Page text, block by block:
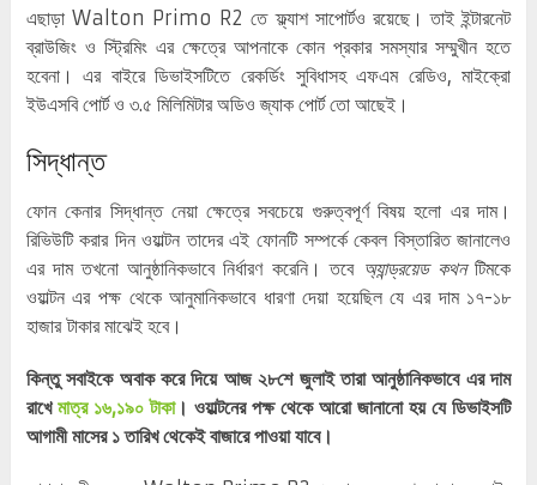
এছাড়া Walton Primo R2 তে ফ্ল্যাশ সাপোর্টও রয়েছে। তাই ইন্টারনেট
ব্রাউজিং ও স্ট্রিমিং এর ক্ষেত্রে আপনাকে কোন প্রকার সমস্যার সম্মুখীন হতে
হবেনা। এর বাইরে ডিভাইসটিতে রেকর্ডিং সুবিধাসহ এফএম রেডিও, মাইক্রো
ইউএসবি পোর্ট ও ৩.৫ মিলিমিটার অডিও জ্যাক পোর্ট তো আছেই।
সিদ্ধান্ত
ফোন কেনার সিদ্ধান্ত নেয়া ক্ষেত্রে সবচেয়ে গুরুত্বপূর্ণ বিষয় হলো এর দাম।
রিভিউটি করার দিন ওয়াল্টন তাদের এই ফোনটি সম্পর্কে কেবল বিস্তারিত জানালেও
এর দাম তখনো আনুষ্ঠানিকভাবে নির্ধারণ করেনি। তবে অ্যান্ড্রয়েড কথনটিমকে
ওয়াল্টন এর পক্ষ থেকে আনুমানিকভাবে ধারণা দেয়া হয়েছিল যে এর দাম ১৭-১৮
হাজার টাকার মাঝেই হবে।
কিন্তু সবাইকে অবাক করে দিয়ে আজ ২৮শে জুলাই তারা আনুষ্ঠানিকভাবে এর দাম
রাখে মাত্র ১৬,১৯০ টাকা। ওয়াল্টনের পক্ষ থেকে আরো জানানো হয় যে ডিভাইসটি
আগামী মাসের ১ তারিখ থেকেই বাজারে পাওয়া যাবে।